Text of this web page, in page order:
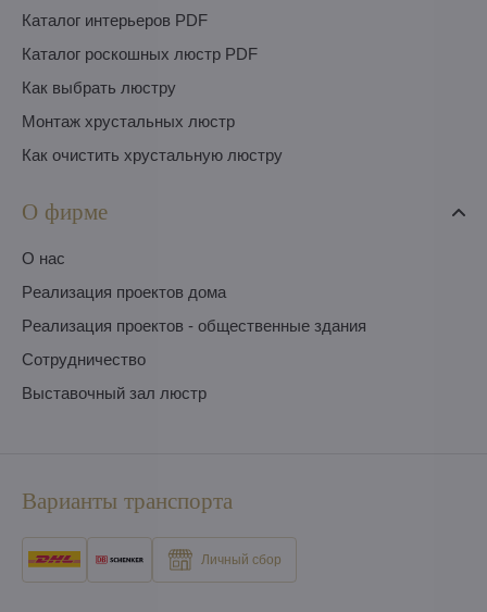
Каталог интерьеров PDF
Каталог роскошных люстр PDF
Как выбрать люстру
Монтаж хрустальных люстр
Как очистить хрустальную люстру
О фирме
O нас
Pеализация проектов дома
Pеализация проектов - общественные здания
Сотрудничество
Выставочный зал люстр
Варианты транспорта
Личный сбор